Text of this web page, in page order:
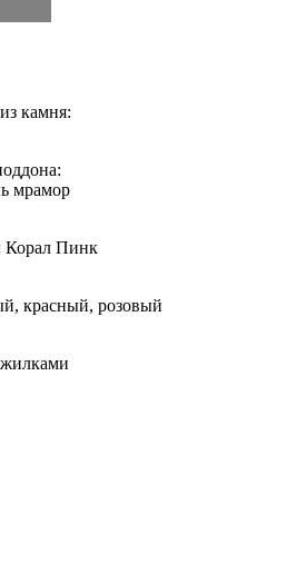
камня:
мрамор
Корал Пинк
красный, розовый